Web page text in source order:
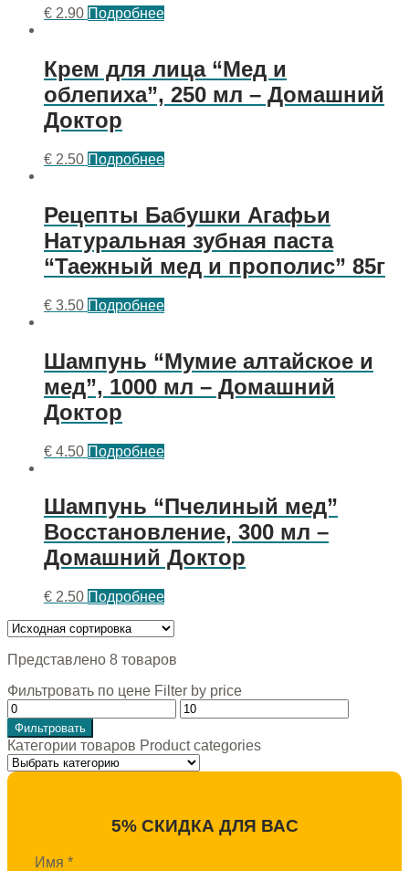
€ 2.90 Подробнее
Крем для лица “Мед и
облепиха”, 250 мл – Домашний
Доктор
€ 2.50 Подробнее
Рецепты Бабушки Агафьи
Натуральная зубная паста
“Таежный мед и прополис” 85г
€ 3.50 Подробнее
Шампунь “Мумие алтайское и
мед”, 1000 мл – Домашний
Доктор
€ 4.50 Подробнее
Шампунь “Пчелиный мед”
Восстановление, 300 мл –
Домашний Доктор
€ 2.50 Подробнее
Представлено 8 товаров
Фильтровать по цене Filter by price
Фильтровать
Категории товаров Product categories
5% СКИДКА ДЛЯ ВАС
Имя *